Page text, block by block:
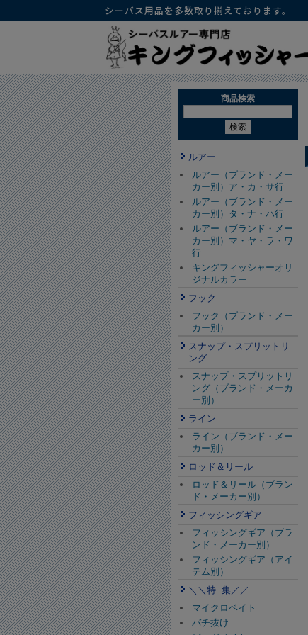
シーバス用品を多数取り揃えております。
商品検索
ルアー
ルアー（ブランド・メー
カー別）ア・カ・サ行
ルアー（ブランド・メー
カー別）タ・ナ・ハ行
ルアー（ブランド・メー
カー別）マ・ヤ・ラ・ワ
行
キングフィッシャーオリ
ジナルカラー
フック
フック（ブランド・メー
カー別）
スナップ・スプリットリ
ング
スナップ・スプリットリ
ング（ブランド・メーカ
ー別）
ライン
ライン（ブランド・メー
カー別）
ロッド＆リール
ロッド＆リール（ブラン
ド・メーカー別）
フィッシングギア
フィッシングギア（ブラ
ンド・メーカー別）
フィッシングギア（アイ
テム別）
＼＼特 集／／
マイクロベイト
バチ抜け